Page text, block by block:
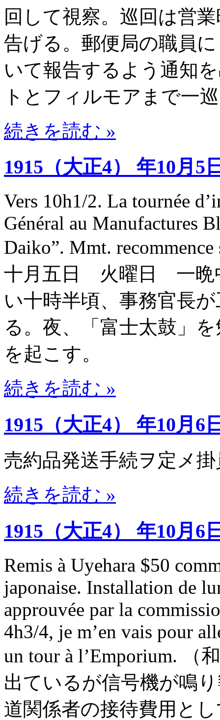
回して視察。巡回は営
告げる。郵便局の職員
いて報告するよう通知
トとフィルモアまで一
続きを読む »
1915（大正4） 年10月5
Vers 10h1/2. La tournée
Général au Manufactures
Daiko”. Mmt.
十月五日 火曜日 一晩
い十時半頃、事務官長
る。夜、「富士太鼓」
を起こす。
続きを読む »
1915（大正4） 年10月6
売約品発送手続ヲ定メ
続きを読む »
1915（大正4） 年10月6
Remis à Uyehara $50
japonaise. Installation de
approuvée par la
4h3/4, je m’en vais pour
un tour à l’Emporium.
出ているが信号機が鳴
道関係者の接待費用と